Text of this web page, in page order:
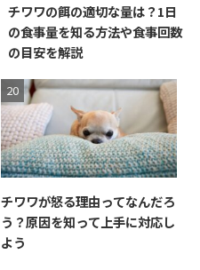
チワワの餌の適切な量は？1日
の食事量を知る方法や食事回数
の目安を解説
チワワが怒る理由ってなんだろ
う？原因を知って上手に対応し
よう